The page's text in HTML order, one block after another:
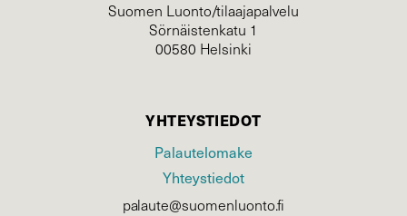
Suomen Luonto/tilaajapalvelu
Sörnäistenkatu 1
00580 Helsinki
YHTEYSTIEDOT
Palautelomake
Yhteystiedot
palaute@suomenluonto.fi